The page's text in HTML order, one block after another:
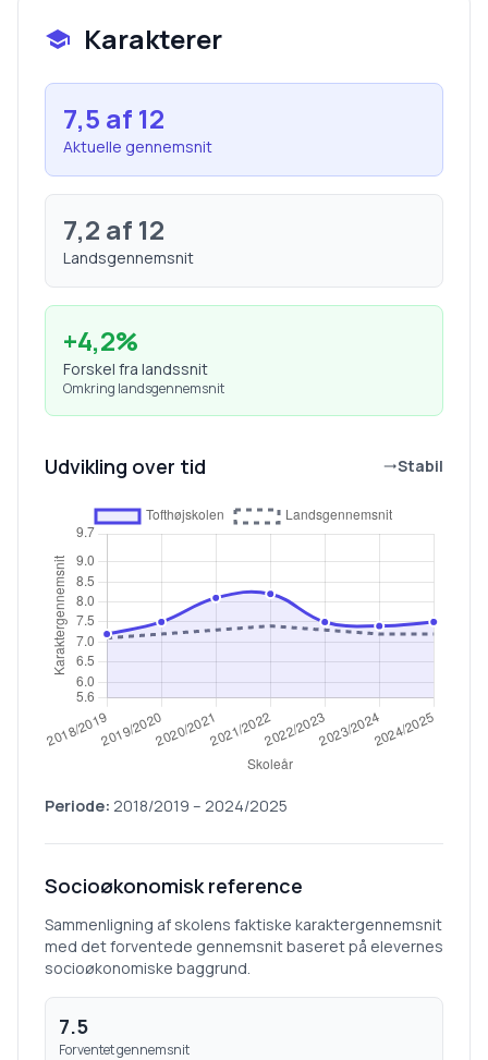
Karakterer
7,5 af 12
Aktuelle gennemsnit
7,2 af 12
Landsgennemsnit
+4,2%
Forskel fra landssnit
Omkring landsgennemsnit
Udvikling over tid Stabil
Periode: 2018/2019 – 2024/2025
Socioøkonomisk reference
Sammenligning af skolens faktiske karaktergennemsnit
med det forventede gennemsnit baseret på elevernes
socioøkonomiske baggrund.
7.5
Forventet gennemsnit